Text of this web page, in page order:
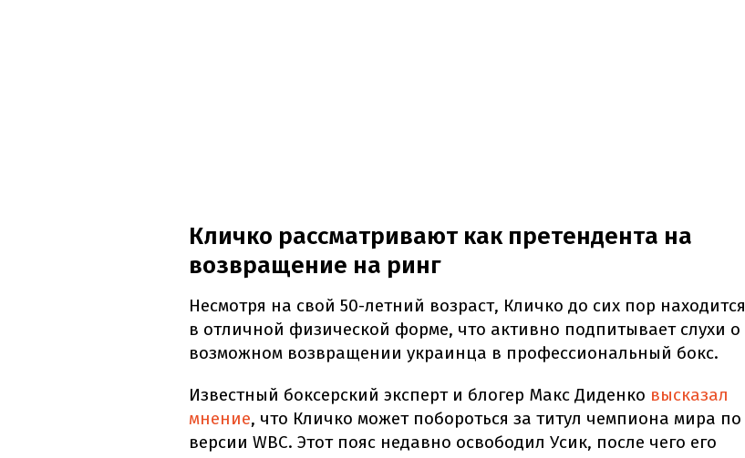
Кличко рассматривают как претендента на
возвращение на ринг
Несмотря на свой 50-летний возраст, Кличко до сих пор находится
в отличной физической форме, что активно подпитывает слухи о
возможном возвращении украинца в профессиональный бокс.
Известный боксерский эксперт и блогер Макс Диденко высказал
мнение, что Кличко может побороться за титул чемпиона мира по
версии WBC. Этот пояс недавно освободил Усик, после чего его